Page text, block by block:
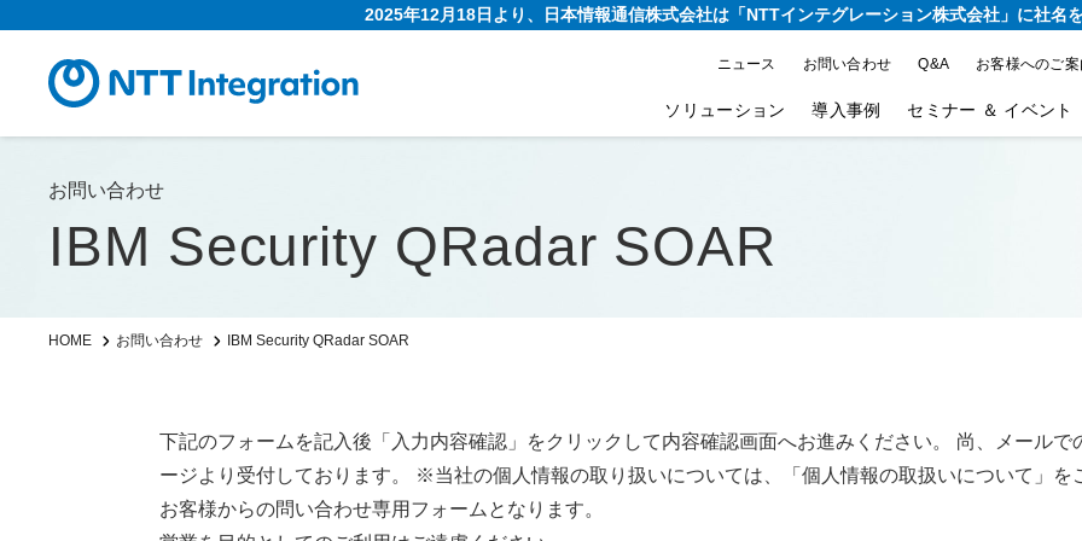
2025年12月18日より、日本情報通信株式会社は「NTTインテグレーション株式会社」に社名
ニュース お問い合わせ Q&A お客様へのご
ソリューション 導入事例 セミナー ＆ イベント
お問い合わせ
IBM Security QRadar SOAR
HOME お問い合わせ IBM Security QRadar SOAR
下記のフォームを記入後「入力内容確認」をクリックして内容確認画面へお進みください。 尚、メール
ージより受付しております。 ※当社の個人情報の取り扱いについては、「個人情報の取扱いについて」
お客様からの問い合わせ専用フォームとなります。